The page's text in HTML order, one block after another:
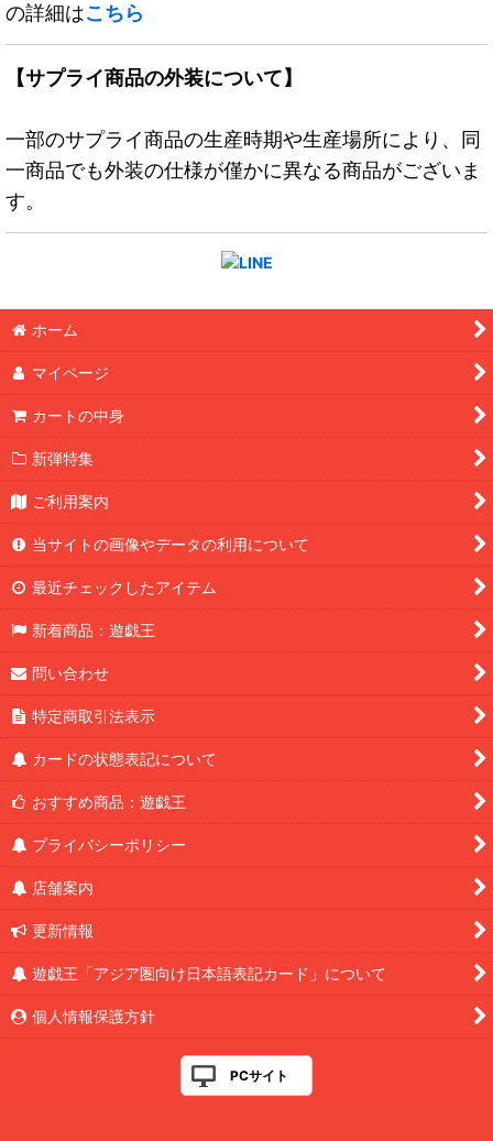
の詳細はこちら
【サプライ商品の外装について】
一部のサプライ商品の生産時期や生産場所により、同
一商品でも外装の仕様が僅かに異なる商品がございま
す。
ホーム
マイページ
カートの中身
新弾特集
ご利用案内
当サイトの画像やデータの利用について
最近チェックしたアイテム
新着商品：遊戯王
問い合わせ
特定商取引法表示
カードの状態表記について
おすすめ商品：遊戯王
プライバシーポリシー
店舗案内
更新情報
遊戯王「アジア圏向け日本語表記カード」について
個人情報保護方針
PCサイト